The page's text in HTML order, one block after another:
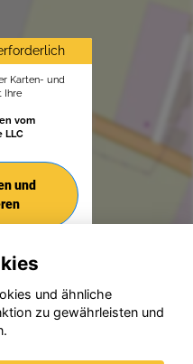
Karten- und
Ihre
vom
LLC
und
2020 - 2026
und ähnliche
zu gewährleisten und